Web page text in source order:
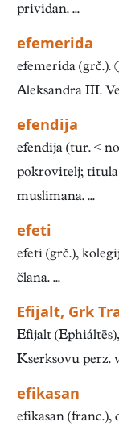
prividan. ...
efemerida
efemerida
Aleksandra III.
efendija
efendija (tur. <
pokrovitelj;
muslimana. ...
efeti
efeti (grč.),
člana. ...
Efijalt, Grk
Efijalt
Kserksovu perz.
efikasan
efikasan (franc.),